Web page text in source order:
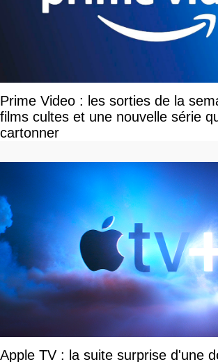
Prime Video : les sorties de la
films cultes et une nouvelle série
cartonner
Apple TV : la suite surprise d'une